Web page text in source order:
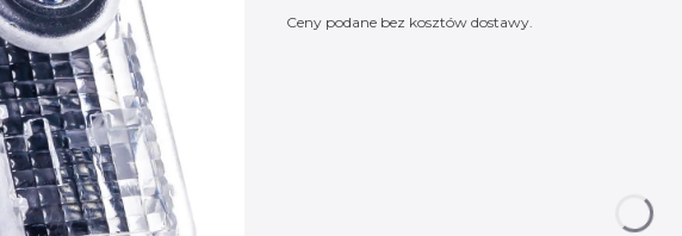
Ceny podane bez kosztów dostawy.